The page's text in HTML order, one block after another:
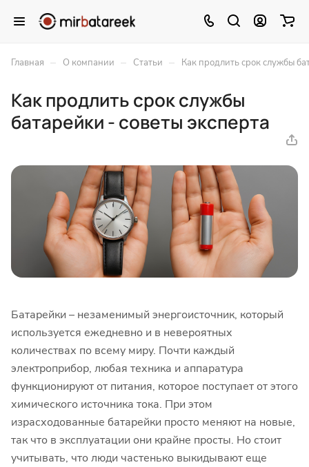
Главная – О компании – Статьи – Как продлить срок службы
Как продлить срок службы
батарейки - советы эксперта
Батарейки – незаменимый энергоисточник, который
используется ежедневно и в невероятных
количествах по всему миру. Почти каждый
электроприбор, любая техника и аппаратура
функционируют от питания, которое поступает от этого
химического источника тока. При этом
израсходованные батарейки просто меняют на новые,
так что в эксплуатации они крайне просты. Но стоит
учитывать, что люди частенько выкидывают еще